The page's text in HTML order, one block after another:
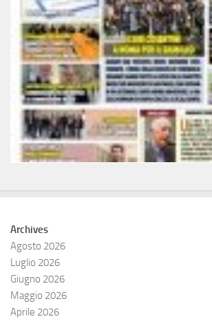
Archives
Agosto 2026
Luglio 2026
Giugno 2026
Maggio 2026
Aprile 2026